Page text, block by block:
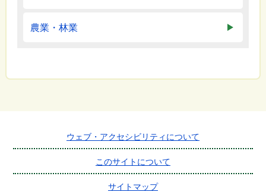
農業・林業
ウェブ・アクセシビリティについて
このサイトについて
サイトマップ